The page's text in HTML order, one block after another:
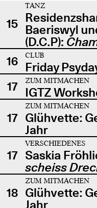
15
TANZ
Baeriswyl
(D.C.P):
16
CLUB
Friday
17
ZUM MITMACHEN
IGTZ
17
ZUM MITMACHEN
Glühvette:
Jahr
17
VERSCHIEDENES
Saskia
scheiss
18
ZUM MITMACHEN
Glühvette:
Jahr